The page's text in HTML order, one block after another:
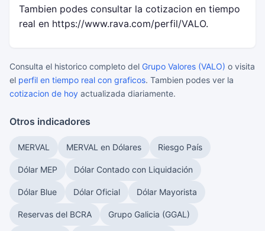
Tambien podes consultar la cotizacion en tiempo
real en https://www.rava.com/perfil/VALO.
Consulta el historico completo del Grupo Valores (VALO) o visita
el perfil en tiempo real con graficos. Tambien podes ver la
cotizacion de hoy actualizada diariamente.
Otros indicadores
MERVAL MERVAL en Dólares Riesgo País
Dólar MEP Dólar Contado con Liquidación
Dólar Blue Dólar Oficial Dólar Mayorista
Reservas del BCRA Grupo Galicia (GGAL)